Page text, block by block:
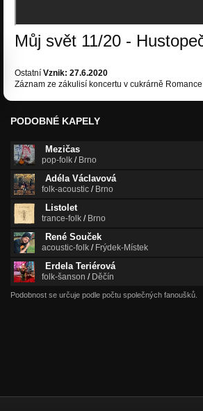
Můj svět 11/20 -
Ostatní Vznik: 27.6.2020
Záznam ze zákulisí koncertu v cukrárně
PODOBNÉ KAPELY
Mezičas
pop-folk / Brno
Adéla Václavová
folk-acoustic / Brno
Listolet
trance-folk / Brno
René Souček
acoustic-folk / Frýdek-Místek
Erdela Teriérová
folk-šanson / Děčín
Podobnost se určuje podle počtu společných fanoušků.